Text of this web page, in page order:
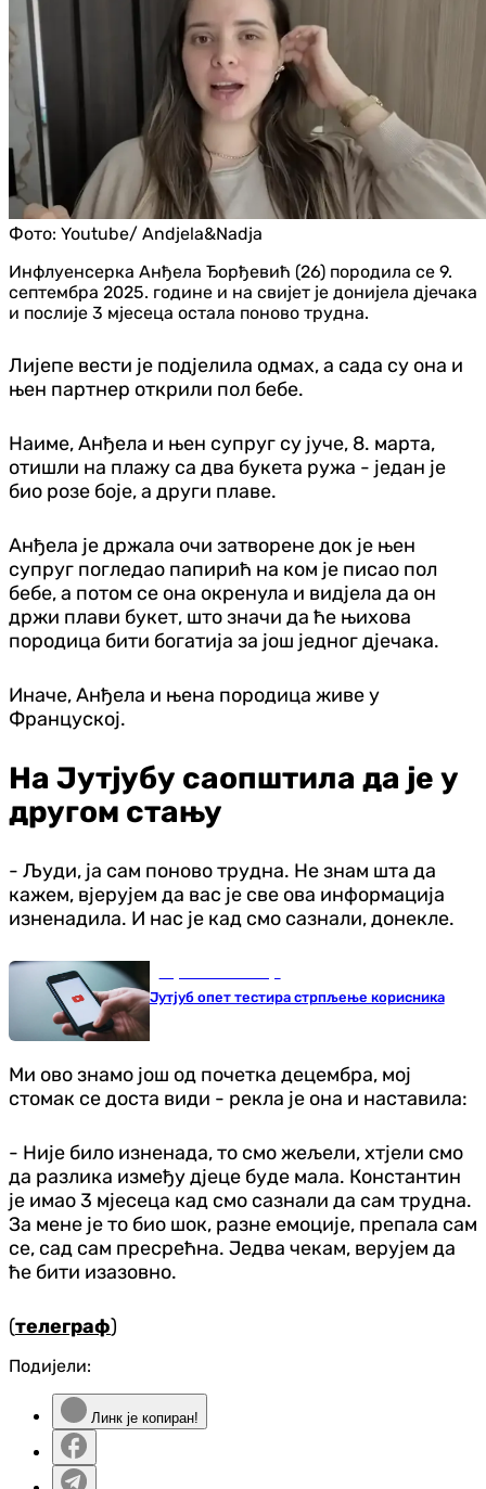
Фото: Youtube/ Andjela&Nadja
Инфлуенсерка Анђела Ђорђевић (26) породила се 9.
септембра 2025. године и на свијет је донијела дјечака
и послије 3 мјесеца остала поново трудна.
Лијепе вести је подјелила одмах, а сада су она и
њен партнер открили пол бебе.
Наиме, Анђела и њен супруг су јуче, 8. марта,
отишли на плажу са два букета ружа - један је
био розе боје, а други плаве.
Анђела је држала очи затворене док је њен
супруг погледао папирић на ком је писао пол
бебе, а потом се она окренула и видјела да он
држи плави букет, што значи да ће њихова
породица бити богатија за још једног дјечака.
Иначе, Анђела и њена породица живе у
Француској.
На Јутјубу саопштила да је у
другом стању
- Људи, ја сам поново трудна. Не знам шта да
кажем, вјерујем да вас је све ова информација
изненадила. И нас је кад смо сазнали, донекле.
Јутјуб опет тестира стрпљење корисника
Ми ово знамо још од почетка децембра, мој
стомак се доста види - рекла је она и наставила:
- Није било изненада, то смо жељели, хтјели смо
да разлика између дјеце буде мала. Константин
је имао 3 мјесеца кад смо сазнали да сам трудна.
За мене је то био шок, разне емоције, препала сам
се, сад сам пресрећна. Једва чекам, верујем да
ће бити изазовно.
(телеграф)
Подијели:
Линк је копиран!